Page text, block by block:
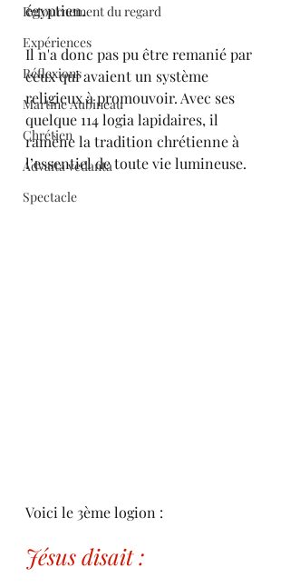
Retournement du regard
Expériences
Réflexions
Martine Aubineau
Chrétien
Advaita vedanta
Spectacle
égyptien.
Il n'a donc pas pu être remanié par
ceux qui avaient un système
religieux à promouvoir. Avec ses
quelque 114 logia lapidaires, il
ramène la tradition chrétienne à
l’essentiel de toute vie lumineuse.
Voici le 3ème logion :
Jésus disait :